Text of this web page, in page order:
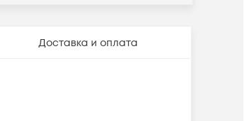
Доставка и оплата